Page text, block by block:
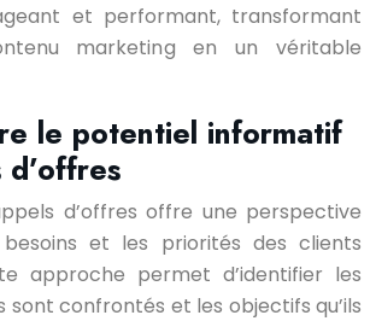
et performant, transformant
marketing en un véritable
le potentiel informatif
d’offres offre une perspective
et les priorités des clients
approche permet d’identifier les
sont confrontés et les objectifs qu’ils